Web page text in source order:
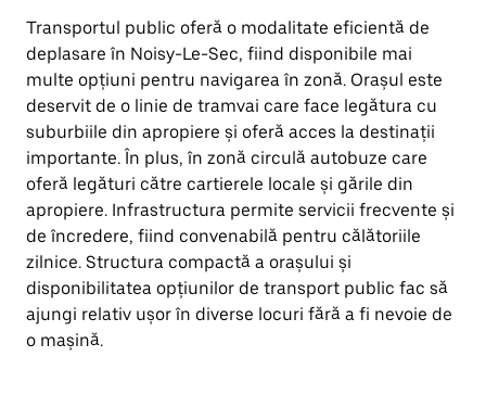
Transportul public oferă o modalitate eficientă de
deplasare în Noisy-Le-Sec, fiind disponibile mai
multe opțiuni pentru navigarea în zonă. Orașul este
deservit de o linie de tramvai care face legătura cu
suburbiile din apropiere și oferă acces la destinații
importante. În plus, în zonă circulă autobuze care
oferă legături către cartierele locale și gările din
apropiere. Infrastructura permite servicii frecvente și
de încredere, fiind convenabilă pentru călătoriile
zilnice. Structura compactă a orașului și
disponibilitatea opțiunilor de transport public fac să
ajungi relativ ușor în diverse locuri fără a fi nevoie de
o mașină.